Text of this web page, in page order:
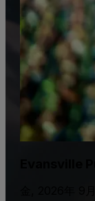
Evansville